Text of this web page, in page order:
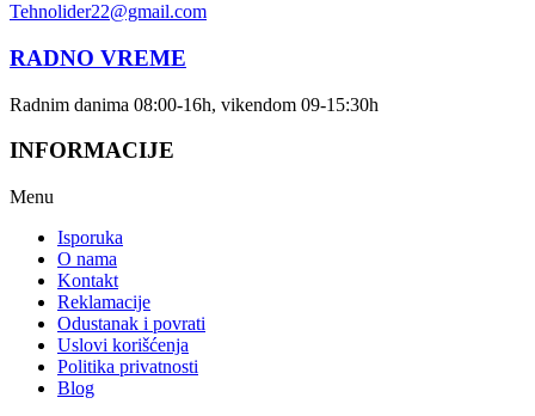
Tehnolider22@gmail.com
RADNO VREME
Radnim danima 08:00-16h, vikendom 09-15:30h
INFORMACIJE
Menu
Isporuka
O nama
Kontakt
Reklamacije
Odustanak i povrati
Uslovi korišćenja
Politika privatnosti
Blog